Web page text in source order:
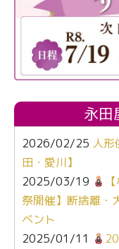
永田
2026/02/25 人形
田・愛川】
2025/03/19
祭開催】断捨離・
ベント
2025/01/11